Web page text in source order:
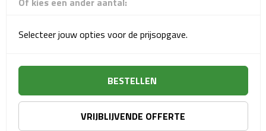
Laptop rugzakken
Promo rugzakjes
Sport- & Recreatietassen
Sporttassen
Schoenentassen
Selecteer jouw opties voor de prijsopgave.
BESTELLEN
VRIJBLIJVENDE OFFERTE